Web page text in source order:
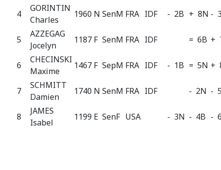
4
GORINTIN
Charles
1960 N SenM FRA IDF - 2B + 8N -
5
AZZEGAG
Jocelyn
1187 F SenM FRA IDF = 6B +
6
CHECINSKI
Maxime
1467 F SepM FRA IDF - 1B = 5N +
7
SCHMITT
Damien
1740 N SenM FRA IDF - 2N -
8
JAMES
Isabel
1199 E SenF USA - 3N - 4B -